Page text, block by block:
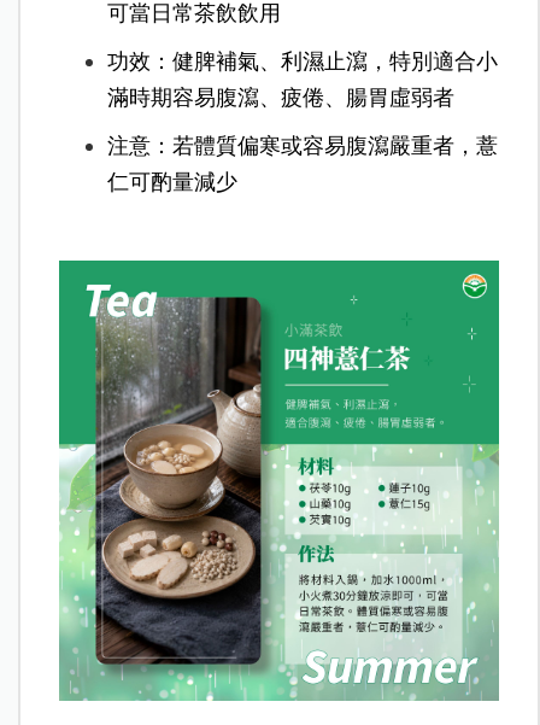
可當日常茶飲飲用
功效：健脾補氣、利濕止瀉，特別適合小
滿時期容易腹瀉、疲倦、腸胃虛弱者
注意：若體質偏寒或容易腹瀉嚴重者，薏
仁可酌量減少